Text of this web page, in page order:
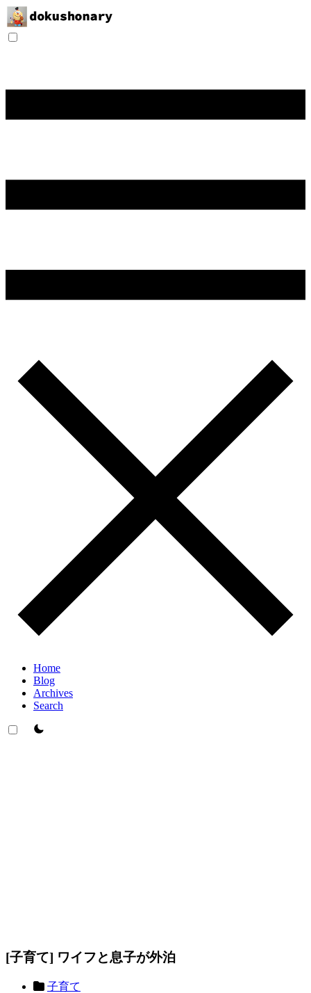
Home
Blog
Archives
Search
theme switcher
[子育て] ワイフと息子が外泊
子育て